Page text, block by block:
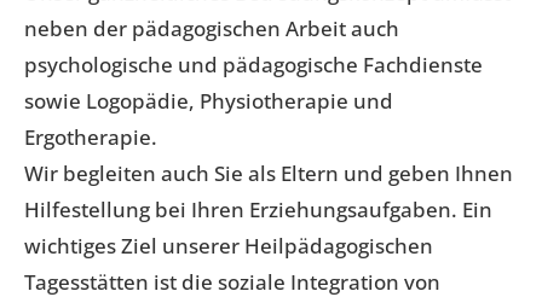
neben der pädagogischen Arbeit auch
psychologische und pädagogische Fachdienste
sowie Logopädie, Physiotherapie und
Ergotherapie.
Wir begleiten auch Sie als Eltern und geben Ihnen
Hilfestellung bei Ihren Erziehungsaufgaben. Ein
wichtiges Ziel unserer Heilpädagogischen
Tagesstätten ist die soziale Integration von